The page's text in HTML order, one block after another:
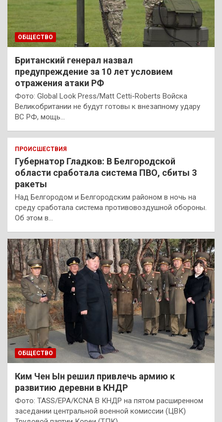
ОБЩЕСТВО
Британский генерал назвал
предупреждение за 10 лет условием
отражения атаки РФ
Фото: Global Look Press/Matt Cetti-Roberts Войска
Великобритании не будут готовы к внезапному удару
ВС РФ, мощь…
ПРОИСШЕСТВИЯ
Губернатор Гладков: В Белгородской
области сработала система ПВО, сбиты 3
ракеты
Над Белгородом и Белгородским районом в ночь на
среду сработала система противовоздушной обороны.
Об этом в…
ОБЩЕСТВО
Ким Чен Ын решил привлечь армию к
развитию деревни в КНДР
Фото: TASS/EPA/KCNA В КНДР на пятом расширенном
заседании центральной военной комиссии (ЦВК)